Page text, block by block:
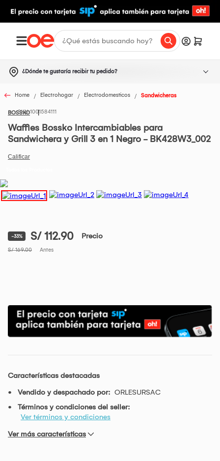
¿Dónde te gustaría recibir tu pedido?
Home Electrohogar Electrodomesticos Sandwicheras
BOSSKO1001584111
Waffles Bossko Intercambiables para
Sandwichera y Grill 3 en 1 Negro - BK428W3_002
-33% S/ 112.90 Precio
S/ 169.00 Antes
Características destacadas
Vendido y despachado por: ORLESURSAC
Términos y condiciones del seller:
Ver términos y condiciones
Ver más características